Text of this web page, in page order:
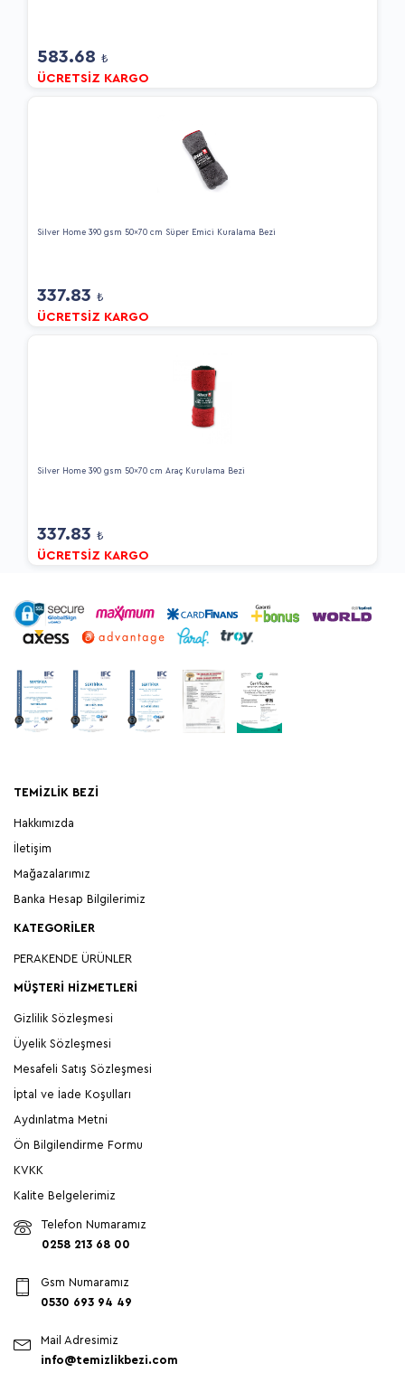
583.68 ₺
ÜCRETSİZ KARGO
Silver Home 390 gsm 50x70 cm Süper Emici Kuralama Bezi
337.83 ₺
ÜCRETSİZ KARGO
Silver Home 390 gsm 50x70 cm Araç Kurulama Bezi
337.83 ₺
ÜCRETSİZ KARGO
TEMIZLIK BEZI
Hakkımızda
İletişim
Mağazalarımız
Banka Hesap Bilgilerimiz
KATEGORILER
PERAKENDE ÜRÜNLER
MÜŞTERI HIZMETLERI
Gizlilik Sözleşmesi
Üyelik Sözleşmesi
Mesafeli Satış Sözleşmesi
İptal ve İade Koşulları
Aydınlatma Metni
Ön Bilgilendirme Formu
KVKK
Kalite Belgelerimiz
Telefon Numaramız
0258 213 68 00
Gsm Numaramız
0530 693 94 49
Mail Adresimiz
info@temizlikbezi.com